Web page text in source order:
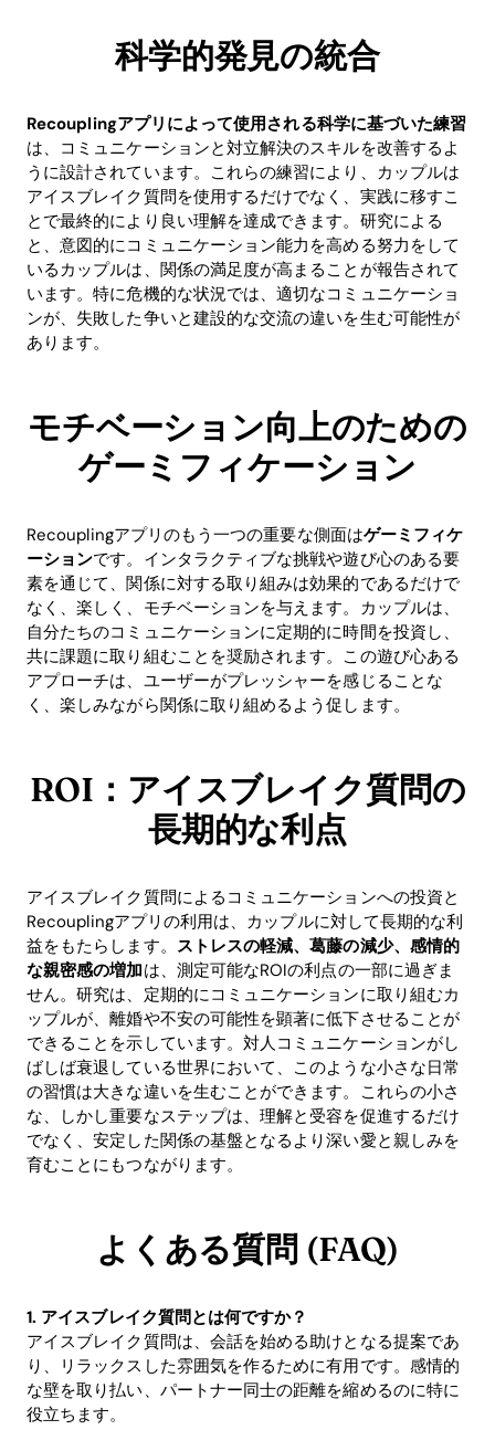
Home
Blog
Download
科学的発見の統合
Recouplingアプリによって使用される科学に基づいた練習
は、コミュニケーションと対立解決のスキルを改善するよ
うに設計されています。これらの練習により、カップルは
アイスブレイク質問を使用するだけでなく、実践に移すこ
とで最終的により良い理解を達成できます。研究による
と、意図的にコミュニケーション能力を高める努力をして
いるカップルは、関係の満足度が高まることが報告されて
います。特に危機的な状況では、適切なコミュニケーショ
ンが、失敗した争いと建設的な交流の違いを生む可能性が
あります。
モチベーション向上のための
ゲーミフィケーション
Recouplingアプリのもう一つの重要な側面はゲーミフィケ
ーションです。インタラクティブな挑戦や遊び心のある要
素を通じて、関係に対する取り組みは効果的であるだけで
なく、楽しく、モチベーションを与えます。カップルは、
自分たちのコミュニケーションに定期的に時間を投資し、
共に課題に取り組むことを奨励されます。この遊び心ある
アプローチは、ユーザーがプレッシャーを感じることな
く、楽しみながら関係に取り組めるよう促します。
ROI：アイスブレイク質問の
長期的な利点
アイスブレイク質問によるコミュニケーションへの投資と
Recouplingアプリの利用は、カップルに対して長期的な利
益をもたらします。 ストレスの軽減、葛藤の減少、感情的
な親密感の増加は、測定可能なROIの利点の一部に過ぎま
せん。研究は、定期的にコミュニケーションに取り組むカ
ップルが、離婚や不安の可能性を顕著に低下させることが
できることを示しています。対人コミュニケーションがし
ばしば衰退している世界において、このような小さな日常
の習慣は大きな違いを生むことができます。これらの小さ
な、しかし重要なステップは、理解と受容を促進するだけ
でなく、安定した関係の基盤となるより深い愛と親しみを
育むことにもつながります。
よくある質問 (FAQ)
1. アイスブレイク質問とは何ですか？
アイスブレイク質問は、会話を始める助けとなる提案であ
り、リラックスした雰囲気を作るために有用です。感情的
な壁を取り払い、パートナー同士の距離を縮めるのに特に
役立ちます。